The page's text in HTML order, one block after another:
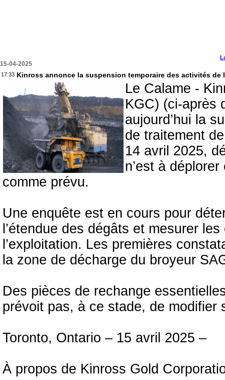
15-04-2025
17:33 Kinross annonce la suspension temporaire des activités de
Le Calame -
KGC) (ci-après
aujourd’hui la
de traitement
14 avril 2025,
n’est à
comme prévu.
Une enquête est en cours pour
l’étendue des dégâts et mesurer
l’exploitation. Les premières
la zone de décharge du broyeur
Des pièces de rechange
prévoit pas, à ce stade, de modifier
Toronto, Ontario – 15 avril 2025 –
À propos de Kinross Gold